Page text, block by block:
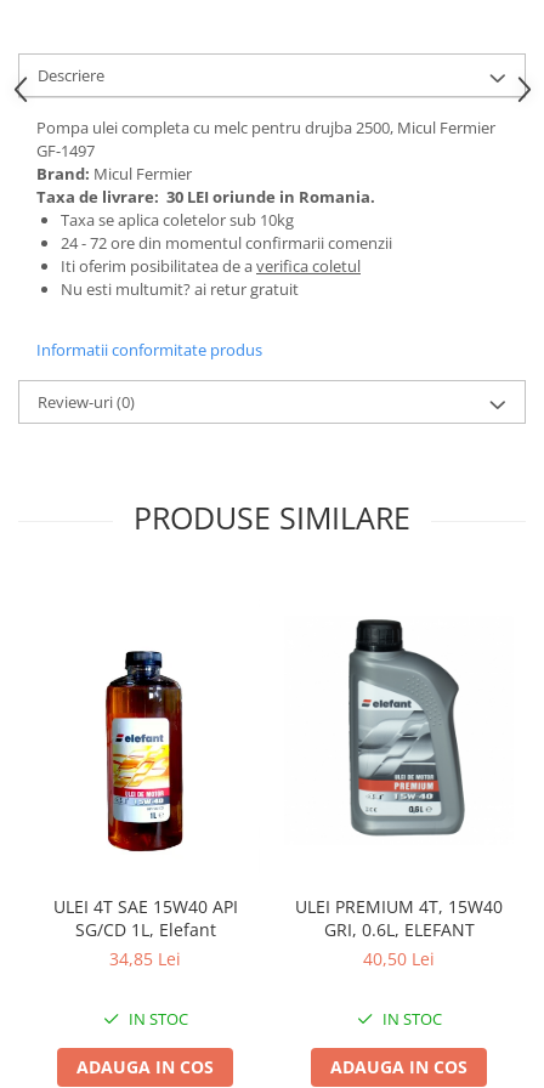
Incubatoare, oparitoare si
deplumatoare
Echipamente pentru animale
Aparate de tuns animale
Piese si accesorii aparate de tuns
animale
Tarcuri animale
Semanatori
Roabe & accesorii
Casute gradina si cutii depozitare
Zdrobitoare electrice & manuale
Zdrobitoare manuale
Masini de cusut si accesorii
Articole antidaunatori gradina
Sere si solarii
Suflante si aspiratoare exterior
Unelte manuale de gradina -
Masini de maturat manuale
Masini batut stalpi
Descriere
Pompa ulei completa cu melc pentru drujba 2500, Micul Fermier
GF-1497
Brand: Micul Fermier
Taxa de livrare: 30 LEI oriunde in Romania.
Taxa se aplica coletelor sub 10kg
24 - 72 ore din momentul confirmarii comenzii
Iti oferim posibilitatea de averifica coletul
Nu esti multumit? ai retur gratuit
Informatii conformitate produs
Review-uri(0)
PRODUSE SIMILARE
ULEI 4T SAE 15W40 API
SG/CD 1L, Elefant
34,85 Lei
IN STOC
ADAUGA IN COS
ULEI PREMIUM 4T, 15W40
GRI, 0.6L, ELEFANT
40,50 Lei
IN STOC
ADAUGA IN COS